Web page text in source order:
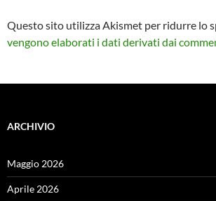
Questo sito utilizza Akismet per ridurre lo
vengono elaborati i dati derivati dai
ARCHIVIO
Maggio 2026
Aprile 2026